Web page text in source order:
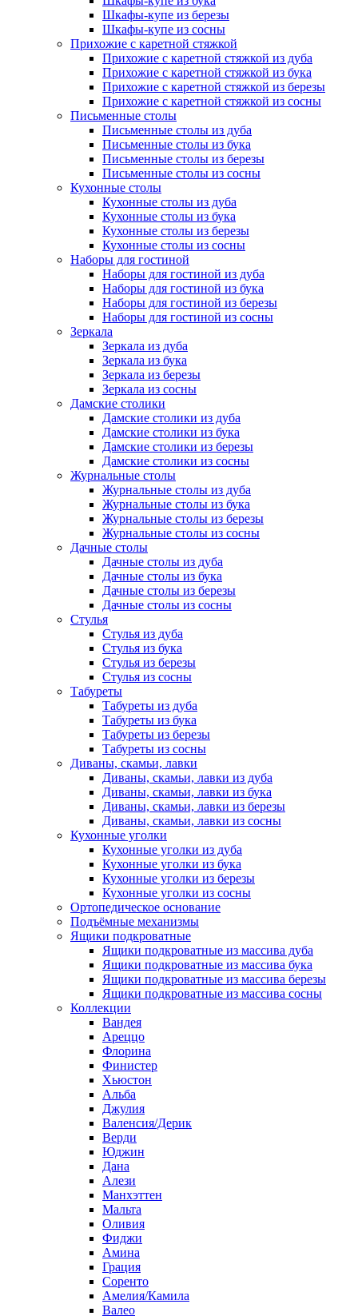
Шкафы-купе из березы
Шкафы-купе из сосны
Прихожие с каретной стяжкой
Прихожие с каретной стяжкой из дуба
Прихожие с каретной стяжкой из бука
Прихожие с каретной стяжкой из березы
Прихожие с каретной стяжкой из сосны
Письменные столы
Письменные столы из дуба
Письменные столы из бука
Письменные столы из березы
Письменные столы из сосны
Кухонные столы
Кухонные столы из дуба
Кухонные столы из бука
Кухонные столы из березы
Кухонные столы из сосны
Наборы для гостиной
Наборы для гостиной из дуба
Наборы для гостиной из бука
Наборы для гостиной из березы
Наборы для гостиной из сосны
Зеркала
Зеркала из дуба
Зеркала из бука
Зеркала из березы
Зеркала из сосны
Дамские столики
Дамские столики из дуба
Дамские столики из бука
Дамские столики из березы
Дамские столики из сосны
Журнальные столы
Журнальные столы из дуба
Журнальные столы из бука
Журнальные столы из березы
Журнальные столы из сосны
Дачные столы
Дачные столы из дуба
Дачные столы из бука
Дачные столы из березы
Дачные столы из сосны
Стулья
Стулья из дуба
Стулья из бука
Стулья из березы
Стулья из сосны
Табуреты
Табуреты из дуба
Табуреты из бука
Табуреты из березы
Табуреты из сосны
Диваны, скамьи, лавки
Диваны, скамьи, лавки из дуба
Диваны, скамьи, лавки из бука
Диваны, скамьи, лавки из березы
Диваны, скамьи, лавки из сосны
Кухонные уголки
Кухонные уголки из дуба
Кухонные уголки из бука
Кухонные уголки из березы
Кухонные уголки из сосны
Ортопедическое основание
Подъёмные механизмы
Ящики подкроватные
Ящики подкроватные из массива дуба
Ящики подкроватные из массива бука
Ящики подкроватные из массива березы
Ящики подкроватные из массива сосны
Коллекции
Вандея
Ареццо
Флорина
Финистер
Хьюстон
Альба
Джулия
Валенсия/Дерик
Верди
Юджин
Дана
Алези
Манхэттен
Мальта
Оливия
Фиджи
Амина
Грация
Соренто
Амелия/Камила
Валео